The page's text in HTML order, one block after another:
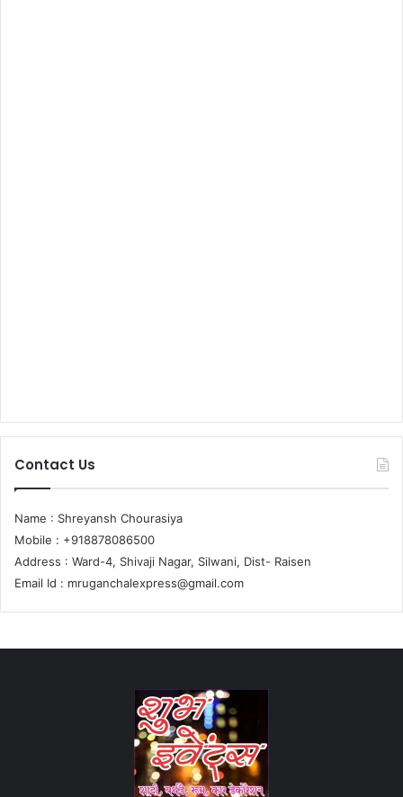
Contact Us
Name : Shreyansh Chourasiya
Mobile : +918878086500
Address : Ward-4, Shivaji Nagar, Silwani, Dist- Raisen
Email Id : mruganchalexpress@gmail.com